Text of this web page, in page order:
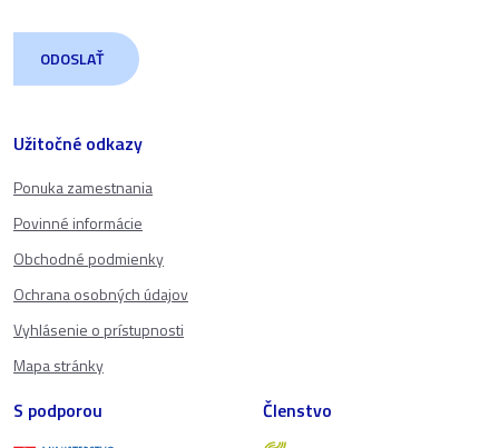
Užitočné odkazy
Ponuka zamestnania
Povinné informácie
Obchodné podmienky
Ochrana osobných údajov
Vyhlásenie o prístupnosti
Mapa stránky
S podporou Členstvo